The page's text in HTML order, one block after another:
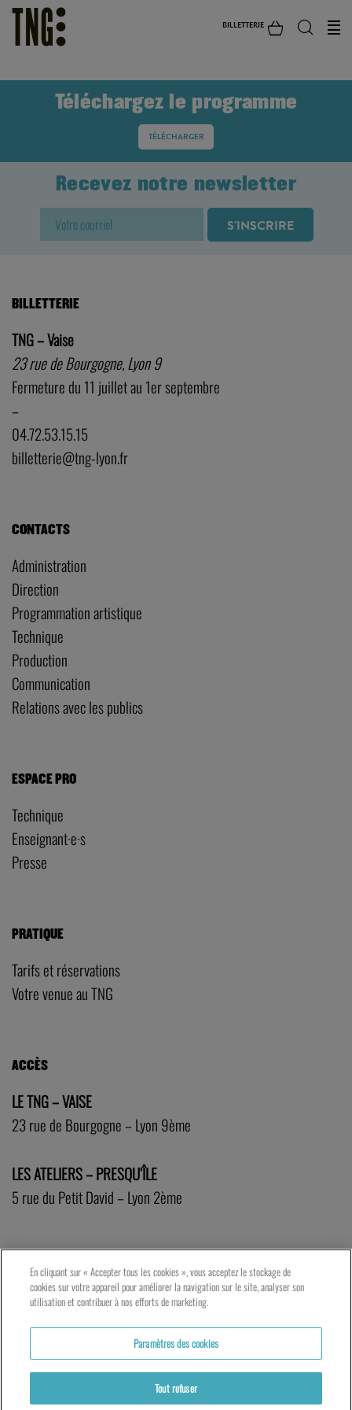
BILLETTERIE
Téléchargez le programme
TÉLÉCHARGER
Recevez notre newsletter
BILLETTERIE
TNG – Vaise
23 rue de Bourgogne, Lyon 9
Fermeture du 11 juillet au 1er septembre
–
04.72.53.15.15
billetterie@tng-lyon.fr
CONTACTS
Administration
Direction
Programmation artistique
Technique
Production
Communication
Relations avec les publics
ESPACE PRO
Technique
Enseignant·e·s
Presse
PRATIQUE
Tarifs et réservations
Votre venue au TNG
ACCÈS
LE TNG – VAISE
23 rue de Bourgogne – Lyon 9ème
LES ATELIERS – PRESQU’ÎLE
5 rue du Petit David – Lyon 2ème
En cliquant sur « Accepter tous les cookies », vous acceptez le stockage de
cookies sur votre appareil pour améliorer la navigation sur le site, analyser son
utilisation et contribuer à nos efforts de marketing.
Paramètres des cookies
Tout refuser